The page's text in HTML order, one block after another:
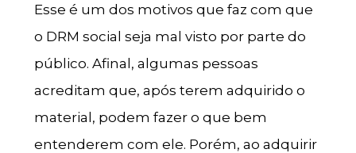
Esse é um dos motivos que faz com que
o DRM social seja mal visto por parte do
público. Afinal, algumas pessoas
acreditam que, após terem adquirido o
material, podem fazer o que bem
entenderem com ele. Porém, ao adquirir